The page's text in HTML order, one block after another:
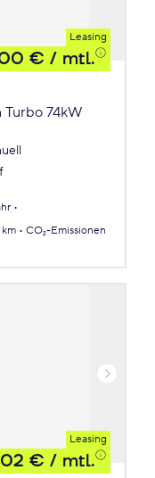
Leasing
€ / mtl.
74kW
km
CO₂-Emissionen
Leasing
€ / mtl.